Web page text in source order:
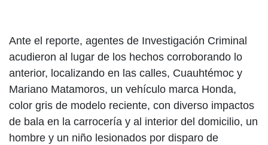
Ante el reporte, agentes de Investigación Criminal
acudieron al lugar de los hechos corroborando lo
anterior, localizando en las calles, Cuauhtémoc y
Mariano Matamoros, un vehículo marca Honda,
color gris de modelo reciente, con diverso impactos
de bala en la carrocería y al interior del domicilio, un
hombre y un niño lesionados por disparo de